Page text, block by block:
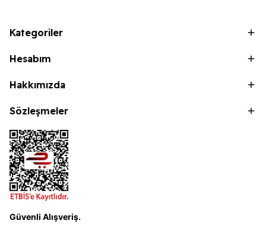
Kategoriler
Hesabım
Hakkımızda
Sözleşmeler
Güvenli Alışveriş.